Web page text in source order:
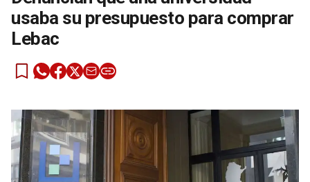
usaba su presupuesto para comprar
Lebac